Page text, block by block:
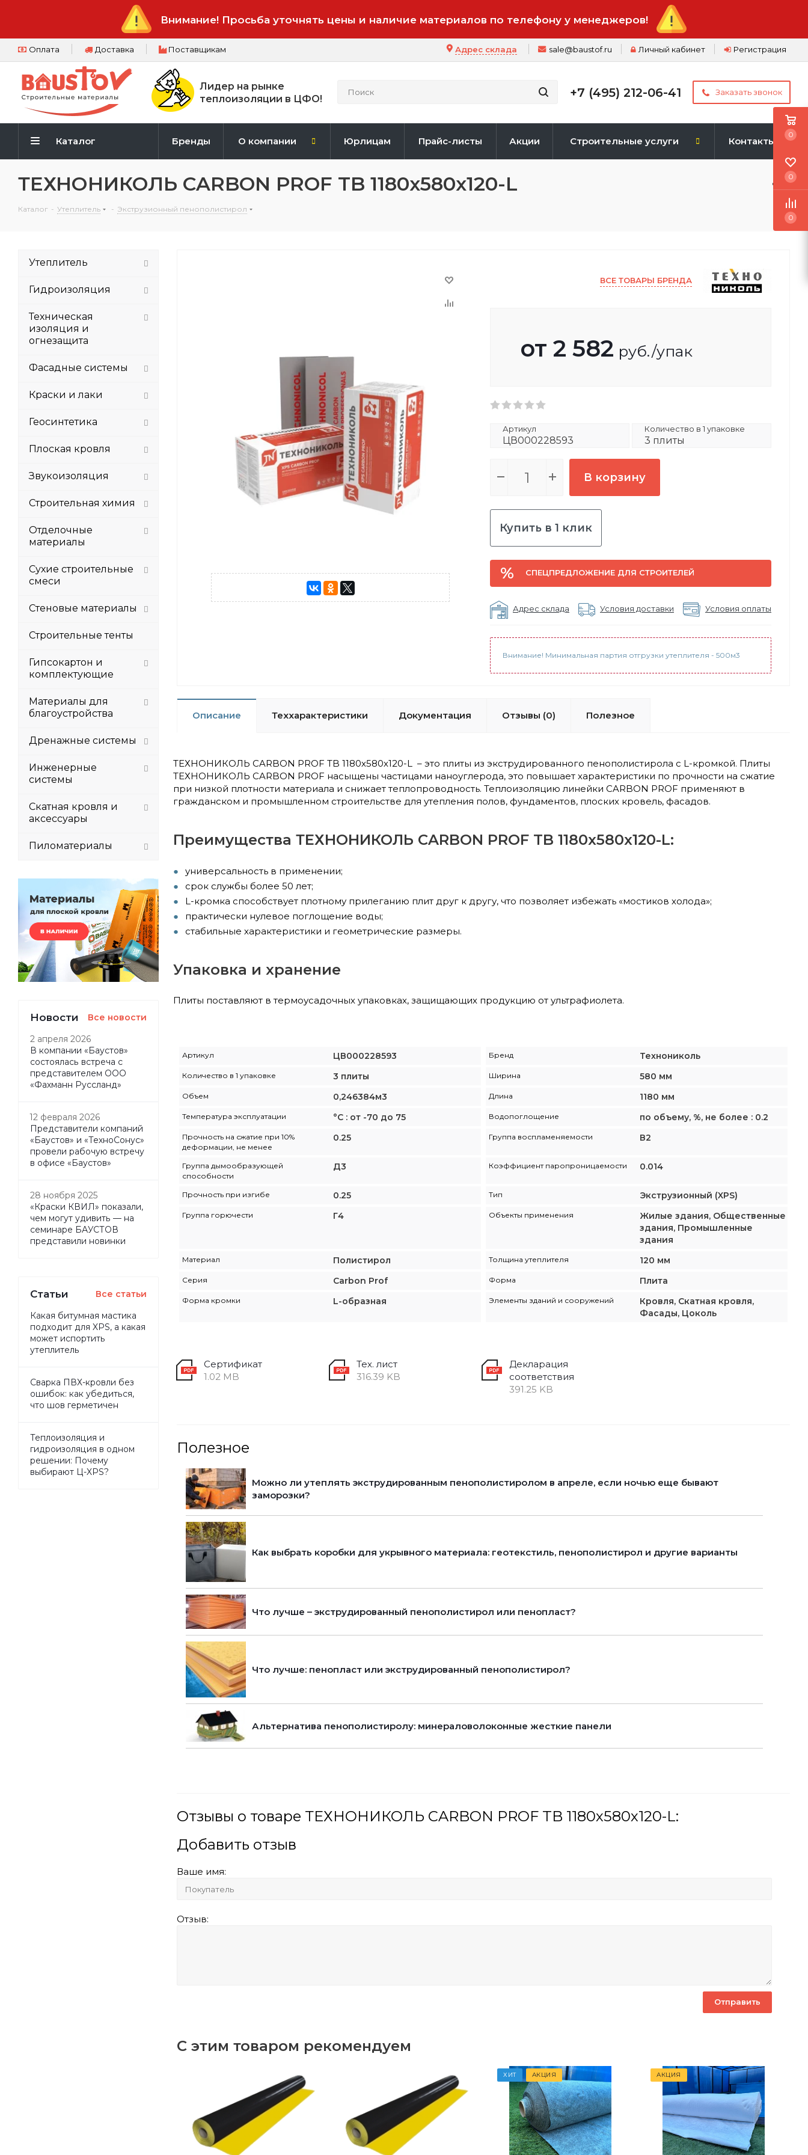
Внимание! Просьба уточнять цены и наличие материалов по телефону у менеджеров!
Оплата Доставка Поставщикам Регистрация
Личный кабинет
sale@baustof.ru
Адрес склада
Лидер на рынке
теплоизоляции в ЦФО!
+7 (495) 212-06-41 Заказать звонок
Каталог Бренды О компании Юрлицам Прайс-листы Акции Строительные услуги Контакты
ТЕХНОНИКОЛЬ CARBON PROF TB 1180х580х120-L
Каталог - Утеплитель - Экструзионный пенополистирол
ВСЕ ТОВАРЫ БРЕНДА
от 2 582 руб./упак
Артикул
ЦВ000228593
Количество в 1 упаковке
3 плиты
В корзину
Купить в 1 клик
СПЕЦПРЕДЛОЖЕНИЕ ДЛЯ СТРОИТЕЛЕЙ
Адрес склада Условия доставки Условия оплаты
Внимание! Минимальная партия отгрузки утеплителя - 500м3
Описание Теххарактеристики Документация Отзывы (0) Полезное
ТЕХНОНИКОЛЬ CARBON PROF TB 1180х580х120-L – это плиты из экструдированного пенополистирола с L-кромкой. Плиты
ТЕХНОНИКОЛЬ CARBON PROF насыщены частицами наноуглерода, это повышает характеристики по прочности на сжатие
при низкой плотности материала и снижает теплопроводность. Теплоизоляцию линейки CARBON PROF применяют в
гражданском и промышленном строительстве для утепления полов, фундаментов, плоских кровель, фасадов.
Преимущества ТЕХНОНИКОЛЬ CARBON PROF TB 1180х580х120-L:
универсальность в применении;
срок службы более 50 лет;
L-кромка способствует плотному прилеганию плит друг к другу, что позволяет избежать «мостиков холода»;
практически нулевое поглощение воды;
стабильные характеристики и геометрические размеры.
Упаковка и хранение
Плиты поставляют в термоусадочных упаковках, защищающих продукцию от ультрафиолета.
Артикул ЦВ000228593 Бренд Технониколь
Количество в 1 упаковке 3 плиты Ширина 580 мм
Объем 0,246384м3 Длина 1180 мм
Температура эксплуатации °С : от -70 до 75 Водопоглощение по объему, %, не более : 0.2
Прочность на сжатие при 10%
деформации, не менее
0.25 Группа воспламеняемости В2
Группа дымообразующей
способности
Д3 Коэффициент паропроницаемости 0.014
Прочность при изгибе 0.25 Тип Экструзионный (XPS)
Группа горючести Г4 Объекты применения
Жилые здания, Общественные
здания, Промышленные
здания
Материал Полистирол Толщина утеплителя 120 мм
Серия Carbon Prof Форма Плита
Форма кромки L-образная Элементы зданий и сооружений
Кровля, Скатная кровля,
Фасады, Цоколь
Сертификат
1.02 MB
Тех. лист
316.39 KB
Декларация
соответствия
391.25 KB
Полезное
Можно ли утеплять экструдированным пенополистиролом в апреле, если ночью еще бывают
заморозки?
Как выбрать коробки для укрывного материала: геотекстиль, пенополистирол и другие варианты
Что лучше – экструдированный пенополистирол или пенопласт?
Что лучше: пенопласт или экструдированный пенополистирол?
Альтернатива пенополистиролу: минераловолоконные жесткие панели
Отзывы о товаре ТЕХНОНИКОЛЬ CARBON PROF TB 1180х580х120-L:
Добавить отзыв
Ваше имя:
Отзыв:
С этим товаром рекомендуем
ХИТ АКЦИЯ АКЦИЯ
Утеплитель
Гидроизоляция
Техническая
изоляция и
огнезащита
Фасадные системы
Краски и лаки
Геосинтетика
Плоская кровля
Звукоизоляция
Строительная химия
Отделочные
материалы
Сухие строительные
смеси
Стеновые материалы
Строительные тенты
Гипсокартон и
комплектующие
Материалы для
благоустройства
Дренажные системы
Инженерные
системы
Скатная кровля и
аксессуары
Пиломатериалы
Новости Все новости
2 апреля 2026
В компании «Баустов»
состоялась встреча с
представителем ООО
«Фахманн Руссланд»
12 февраля 2026
Представители компаний
«Баустов» и «ТехноСонус»
провели рабочую встречу
в офисе «Баустов»
28 ноября 2025
«Краски КВИЛ» показали,
чем могут удивить — на
семинаре БАУСТОВ
представили новинки
Статьи Все статьи
Какая битумная мастика
подходит для XPS, а какая
может испортить
утеплитель
Сварка ПВХ-кровли без
ошибок: как убедиться,
что шов герметичен
Теплоизоляция и
гидроизоляция в одном
решении: Почему
выбирают Ц-XPS?
0
0
0